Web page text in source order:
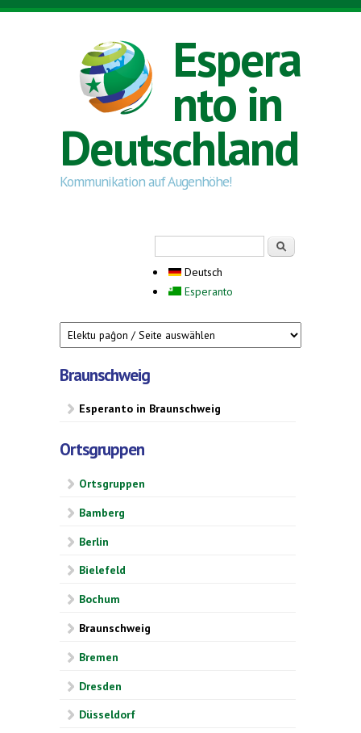
Direkt zum Inhalt
Espera
nto in
Deutschland
Kommunikation auf Augenhöhe!
Deutsch
Esperanto
Braunschweig
Esperanto in Braunschweig
Ortsgruppen
Ortsgruppen
Bamberg
Berlin
Bielefeld
Bochum
Braunschweig
Bremen
Dresden
Düsseldorf